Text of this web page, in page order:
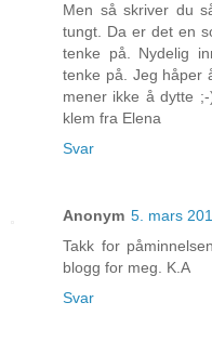
Men så skriver du
tungt. Da er det en
tenke på. Nydelig
tenke på. Jeg håper
mener ikke å dytte
klem fra Elena
Svar
Anonym 5. mars
Takk for
blogg for meg. K.A
Svar